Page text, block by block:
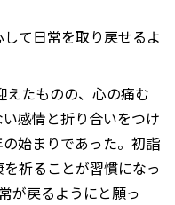
て日常を取り戻せるよ
えたものの、心の痛む
感情と折り合いをつけ
始まりであった。初詣
祈ることが習慣になっ
が戻るようにと願っ